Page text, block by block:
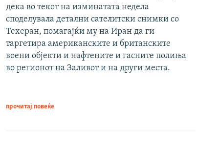
дека во текот на изминатата недела
споделувала детални сателитски снимки со
Техеран, помагајќи му на Иран да ги
таргетира американските и британските
воени објекти и нафтените и гасните полиња
во регионот на Заливот и на други места.
прочитај повеќе